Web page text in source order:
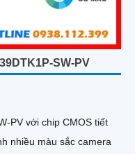
SW-PV
PV với chip CMOS tiết
nhiều màu sắc camera